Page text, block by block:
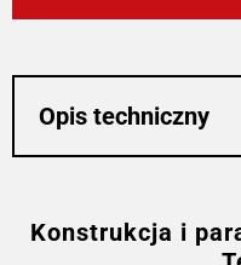
Opis techniczny
Konstrukcja i